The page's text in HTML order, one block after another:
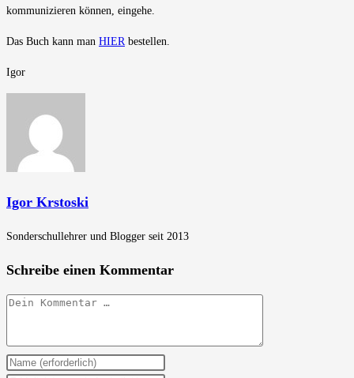
kommunizieren können, eingehe.
Das Buch kann man HIERbestellen.
Igor
Igor Krstoski
Sonderschullehrer und Blogger seit 2013
Schreibe einen Kommentar
Kommentar
Gib